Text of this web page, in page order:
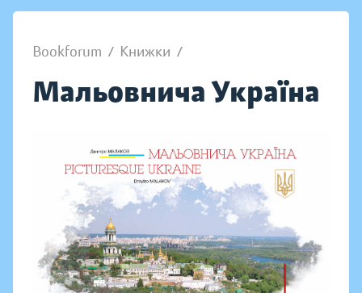
Bookforum / Книжки /
Мальовнича Україна